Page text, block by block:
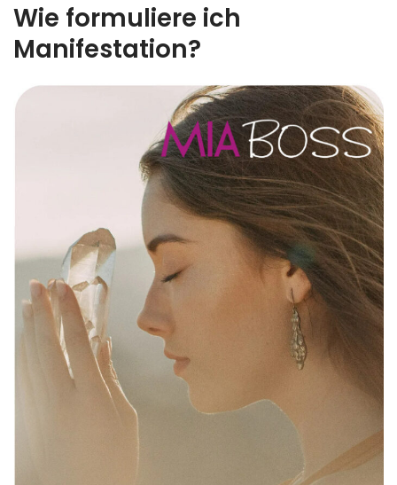
Wie formuliere ich
Manifestation?